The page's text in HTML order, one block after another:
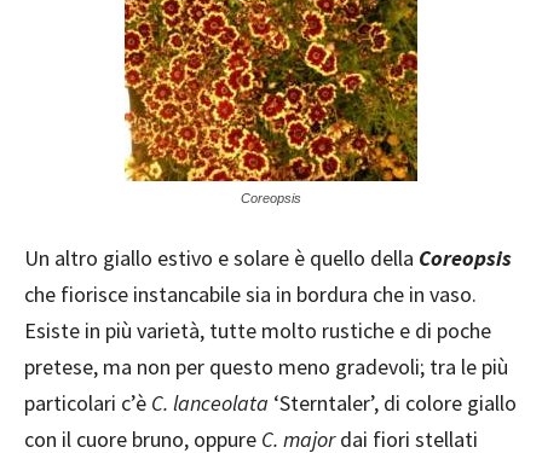
Coreopsis
Un altro giallo estivo e solare è quello della Coreopsis
che fiorisce instancabile sia in bordura che in vaso.
Esiste in più varietà, tutte molto rustiche e di poche
pretese, ma non per questo meno gradevoli; tra le più
particolari c’è C. lanceolata ‘Sterntaler’, di colore giallo
con il cuore bruno, oppure C. majordai fiori stellati